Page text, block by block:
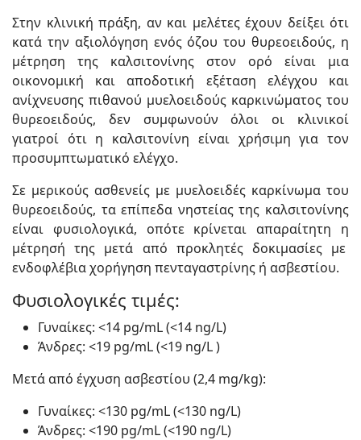
Στην κλινική πράξη, αν και μελέτες έχουν δείξει ότι
κατά την αξιολόγηση ενός όζου του θυρεοειδούς, η
μέτρηση της καλσιτονίνης στον ορό είναι μια
οικονομική και αποδοτική εξέταση ελέγχου και
ανίχνευσης πιθανού μυελοειδούς καρκινώματος του
θυρεοειδούς, δεν συμφωνούν όλοι οι κλινικοί
γιατροί ότι η καλσιτονίνη είναι χρήσιμη για τον
προσυμπτωματικό ελέγχο.
Σε μερικούς ασθενείς με μυελοειδές καρκίνωμα του
θυρεοειδούς, τα επίπεδα νηστείας της καλσιτονίνης
είναι φυσιολογικά, οπότε κρίνεται απαραίτητη η
μέτρησή της μετά από προκλητές δοκιμασίες με
ενδοφλέβια χορήγηση πενταγαστρίνης ή ασβεστίου.
Φυσιολογικές τιμές:
Γυναίκες: <14 pg/mL (<14 ng/L)
Άνδρες: <19 pg/mL (<19 ng/L )
Μετά από έγχυση ασβεστίου (2,4 mg/kg):
Γυναίκες: <130 pg/mL (<130 ng/L)
Άνδρες: <190 pg/mL (<190 ng/L)